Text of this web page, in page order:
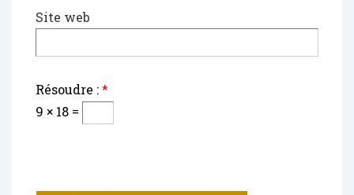
Site web
Résoudre :*
9 × 18 =